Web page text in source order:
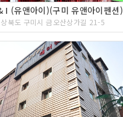
I (유앤아이)(구미 유앤아이펜션)
북도 구미시 금오산상가길 21-5